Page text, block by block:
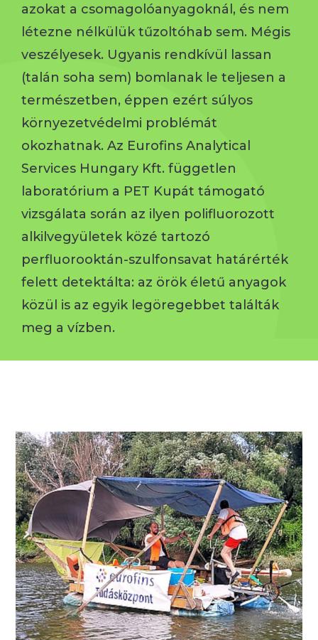
azokat a csomagolóanyagoknál, és nem
létezne nélkülük tűzoltóhab sem. Mégis
veszélyesek. Ugyanis rendkívül lassan
(talán soha sem) bomlanak le teljesen a
természetben, éppen ezért súlyos
környezetvédelmi problémát
okozhatnak. Az Eurofins Analytical
Services Hungary Kft. független
laboratórium a PET Kupát támogató
vizsgálata során az ilyen polifluorozott
alkilvegyületek közé tartozó
perfluorooktán-szulfonsavat határérték
felett detektálta: az örök életű anyagok
közül is az egyik legöregebbet találták
meg a vízben.